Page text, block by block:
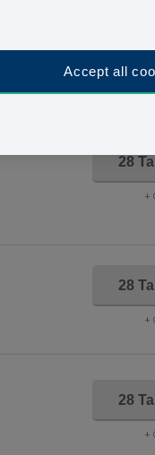
28
+
28
+
28
+
Accept all